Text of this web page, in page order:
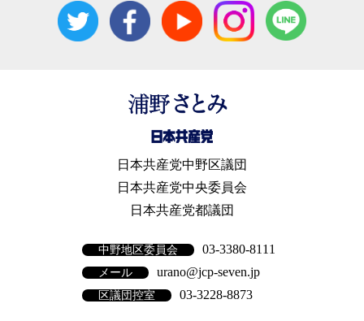
日本共産党中野区議団
日本共産党中央委員会
日本共産党都議団
中野地区委員会 03-3380-8111
メール urano@jcp-seven.jp
区議団控室 03-3228-8873